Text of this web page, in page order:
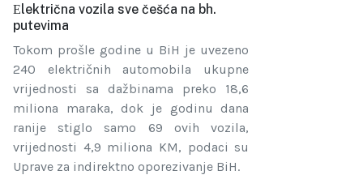
Еlektrična vozila sve češća na bh.
putevima
Tokom prošle godine u BiH je uvezeno
240 električnih automobila ukupne
vrijednosti sa dažbinama preko 18,6
miliona maraka, dok je godinu dana
ranije stiglo samo 69 ovih vozila,
vrijednosti 4,9 miliona KM, podaci su
Uprave za indirektno oporezivanje BiH.